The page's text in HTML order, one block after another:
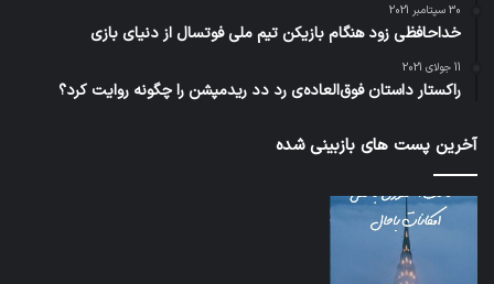
30 سپتامبر 2021
خداحافظی زود هنگام بازیکن تیم ملی فوتسال از دنیای بازی
11 جولای 2021
راکستار داستان فوق‌العاده‌ی رد دد ریدمپشن را چگونه روایت کرد؟
آخرین پست های بازبینی شده